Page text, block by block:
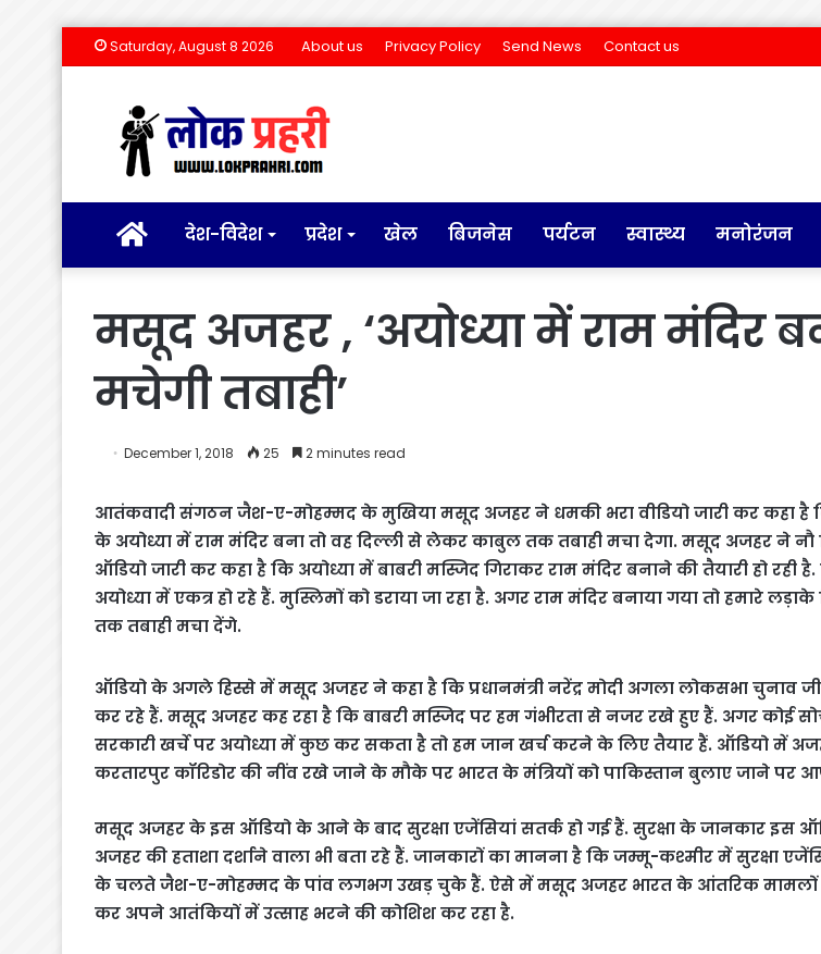
Saturday, August 8 2026 About us Privacy Policy Send News Contact us
होम देश-विदेश प्रदेश खेल बिजनेस पर्यटन स्वास्थ्य मनोरंजन
मसूद अजहर , ‘अयोध्या में राम मंदिर
मचेगी तबाही’
December 1, 2018 25 2 minutes read
आतंकवादी संगठन जैश-ए-मोहम्मद के मुखिया मसूद अजहर ने धमकी भरा वीडियो जारी कर कहा है
के अयोध्या में राम मंदिर बना तो वह दिल्ली से लेकर काबुल तक तबाही मचा देगा. मसूद अजहर ने नौ
ऑडियो जारी कर कहा है कि अयोध्या में बाबरी मस्जिद गिराकर राम मंदिर बनाने की तैयारी हो रही
अयोध्या में एकत्र हो रहे हैं. मुस्लिमों को डराया जा रहा है. अगर राम मंदिर बनाया गया तो हमारे
तक तबाही मचा देंगे.
ऑडियो के अगले हिस्से में मसूद अजहर ने कहा है कि प्रधानमंत्री नरेंद्र मोदी अगला लोकसभा चुनाव
कर रहे हैं. मसूद अजहर कह रहा है कि बाबरी मस्जिद पर हम गंभीरता से नजर रखे हुए हैं. अगर कोई
सरकारी खर्चे पर अयोध्या में कुछ कर सकता है तो हम जान खर्च करने के लिए तैयार हैं. ऑडियो में
करतारपुर कॉरिडोर की नींव रखे जाने के मौके पर भारत के मंत्रियों को पाकिस्तान बुलाए जाने पर
मसूद अजहर के इस ऑडियो के आने के बाद सुरक्षा एजेंसियां सतर्क हो गई हैं. सुरक्षा के जानकार इस
अजहर की हताशा दर्शाने वाला भी बता रहे हैं. जानकारों का मानना है कि जम्मू-कश्मीर में सुरक्षा
के चलते जैश-ए-मोहम्मद के पांव लगभग उखड़ चुके हैं. ऐसे में मसूद अजहर भारत के आंतरिक मामलों
कर अपने आतंकियों में उत्साह भरने की कोशिश कर रहा है.